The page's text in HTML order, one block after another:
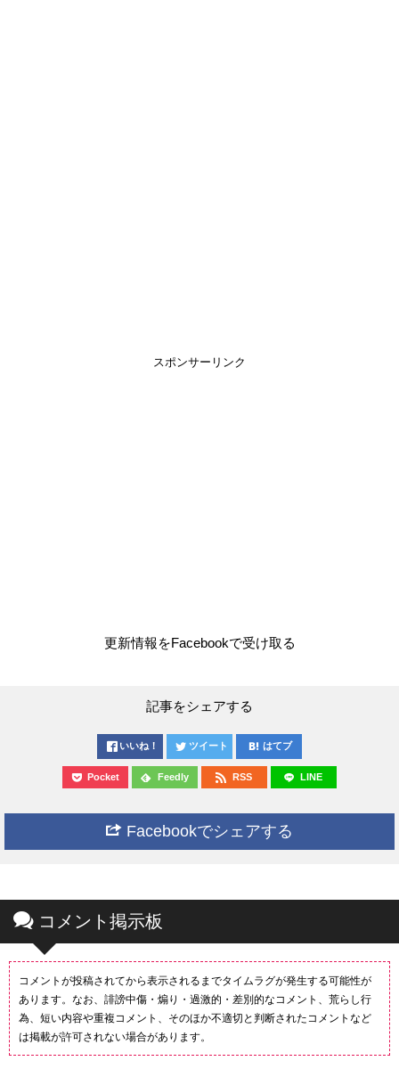
スポンサーリンク
更新情報をFacebookで受け取る
記事をシェアする
いいね！ ツイート はてブ
Pocket Feedly RSS LINE
Facebookでシェアする
コメント掲示板
コメントが投稿されてから表示されるまでタイムラグが発生する可能性が
あります。なお、誹謗中傷・煽り・過激的・差別的なコメント、荒らし行
為、短い内容や重複コメント、そのほか不適切と判断されたコメントなど
は掲載が許可されない場合があります。